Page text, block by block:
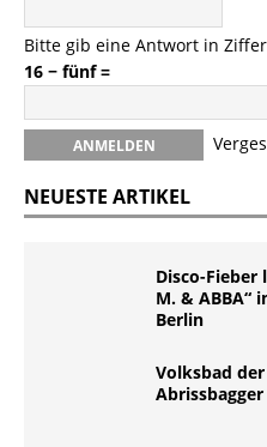
Bitte gib eine Antwort in
16 − fünf =
NEUESTE ARTIKEL
Disco-Fieber
M. & ABBA“
Berlin
Volksbad